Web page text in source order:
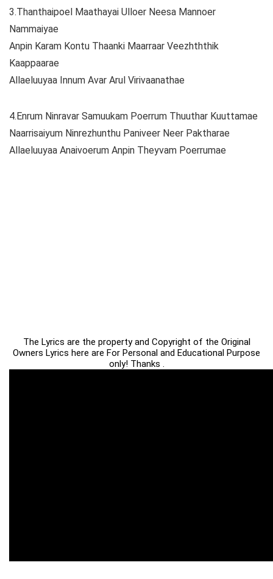
3.Thanthaipoel Maathayai Ulloer Neesa Mannoer
Nammaiyae
Anpin Karam Kontu Thaanki Maarraar Veezhththik
Kaappaarae
Allaeluuyaa Innum Avar Arul Virivaanathae
4.Enrum Ninravar Samuukam Poerrum Thuuthar Kuuttamae
Naarrisaiyum Ninrezhunthu Paniveer Neer Paktharae
Allaeluuyaa Anaivoerum Anpin Theyvam Poerrumae
The Lyrics are the property and Copyright of the Original
Owners Lyrics here are For Personal and Educational Purpose
only! Thanks .